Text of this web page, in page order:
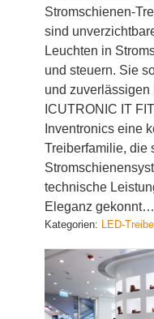
Stromschienen-
sind
Leuchten in
und steuern. Sie
und zuverlässigen
ICUTRONIC IT
Inventronics eine
Treiberfamilie, die
technische
Eleganz gekonnt…
Kategorien: LED-